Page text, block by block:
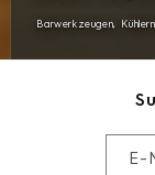
Barwerkzeugen,
E-